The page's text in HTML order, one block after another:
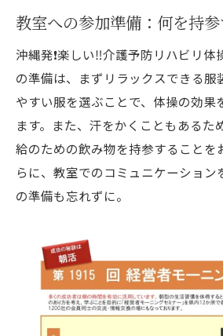
毎日続けることで得られる
笑顔を取り戻すための心
楽しく続けるためのモチ
プログラム後の効果的な
教室で学べる健康的なラ
案
リ体操教室の実績🌸
自然環境が生み出すリラ
地域密着型の教室が築いて
教室の活動と地域社会へ
教室への参加準備：何を持
沖縄発❗️楽しい‼️介護予防リハビリ
の準備は、まずリラックスできる服
やすい服を選ぶことで、体操の効果
ます。また、汗をかくこともあるた
給のための飲み物を持参することを
らに、教室でのコミュニケーション
の準備も忘れずに。